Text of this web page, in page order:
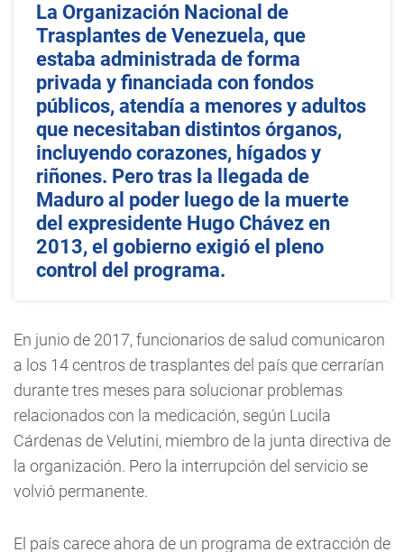
La Organización Nacional de
Trasplantes de Venezuela, que
estaba administrada de forma
privada y financiada con fondos
públicos, atendía a menores y adultos
que necesitaban distintos órganos,
incluyendo corazones, hígados y
riñones. Pero tras la llegada de
Maduro al poder luego de la muerte
del expresidente Hugo Chávez en
2013, el gobierno exigió el pleno
control del programa.
En junio de 2017, funcionarios de salud comunicaron
a los 14 centros de trasplantes del país que cerrarían
durante tres meses para solucionar problemas
relacionados con la medicación, según Lucila
Cárdenas de Velutini, miembro de la junta directiva de
la organización. Pero la interrupción del servicio se
volvió permanente.
El país carece ahora de un programa de extracción de